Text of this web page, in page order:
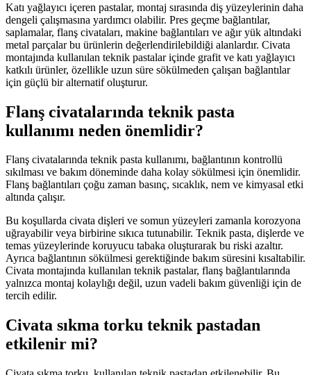
Katı yağlayıcı içeren pastalar, montaj sırasında diş yüzeylerinin daha
dengeli çalışmasına yardımcı olabilir. Pres geçme bağlantılar,
saplamalar, flanş civataları, makine bağlantıları ve ağır yük altındaki
metal parçalar bu ürünlerin değerlendirilebildiği alanlardır. Civata
montajında kullanılan teknik pastalar içinde grafit ve katı yağlayıcı
katkılı ürünler, özellikle uzun süre sökülmeden çalışan bağlantılar
için güçlü bir alternatif oluşturur.
Flanş civatalarında teknik pasta
kullanımı neden önemlidir?
Flanş civatalarında teknik pasta kullanımı, bağlantının kontrollü
sıkılması ve bakım döneminde daha kolay sökülmesi için önemlidir.
Flanş bağlantıları çoğu zaman basınç, sıcaklık, nem ve kimyasal etki
altında çalışır.
Bu koşullarda civata dişleri ve somun yüzeyleri zamanla korozyona
uğrayabilir veya birbirine sıkıca tutunabilir. Teknik pasta, dişlerde ve
temas yüzeylerinde koruyucu tabaka oluşturarak bu riski azaltır.
Ayrıca bağlantının sökülmesi gerektiğinde bakım süresini kısaltabilir.
Civata montajında kullanılan teknik pastalar, flanş bağlantılarında
yalnızca montaj kolaylığı değil, uzun vadeli bakım güvenliği için de
tercih edilir.
Civata sıkma torku teknik pastadan
etkilenir mi?